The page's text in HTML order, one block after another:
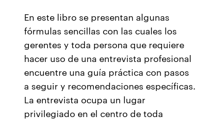
En este libro se presentan algunas
fórmulas sencillas con las cuales los
gerentes y toda persona que requiere
hacer uso de una entrevista profesional
encuentre una guía práctica con pasos
a seguir y recomendaciones específicas.
La entrevista ocupa un lugar
privilegiado en el centro de toda